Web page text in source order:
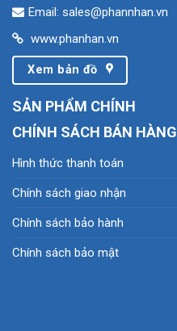
Email: sales@phannhan.vn
www.phanhan.vn
Xem bản đồ
SẢN PHẨM CHÍNH
CHÍNH SÁCH BÁN HÀNG
Hình thức thanh toán
Chính sách giao nhận
Chính sách bảo hành
Chính sách bảo mật